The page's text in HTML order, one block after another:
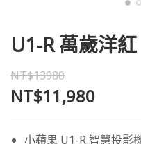
U1-R 萬歲洋紅
NT$13980
NT$11,980
小蘋果 U1-R 智慧投影